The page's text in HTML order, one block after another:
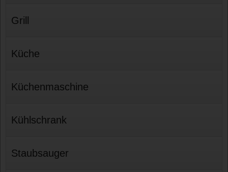
Grill
Küche
Küchenmaschine
Kühlschrank
Staubsauger